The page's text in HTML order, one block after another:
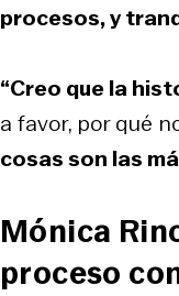
procesos, y
“Creo que la
a favor, por qué
cosas son las
Mónica
proceso